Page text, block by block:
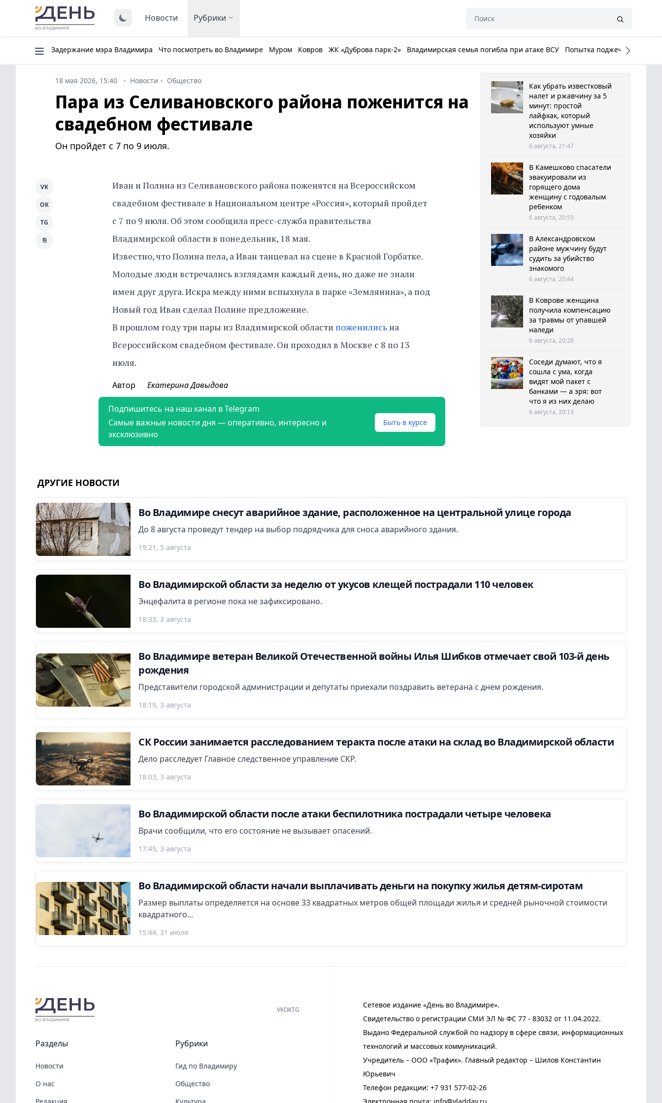
Новости Рубрики
Задержание мэра Владимира Что посмотреть во Владимире Муром Ковров ЖК «Дуброва парк-2» Владимирская семья погибла при атаке ВСУ Попытка поджечь Белый
18 мая 2026, 15:40 Новости Общество
Пара из Селивановского района поженится на
свадебном фестивале
Он пройдет с 7 по 9 июля.
Иван и Полина из Селивановского района поженятся на Всероссийском
свадебном фестивале в Национальном центре «Россия», который пройдет
с 7 по 9 июля. Об этом сообщила пресс-служба правительства
Владимирской области в понедельник, 18 мая.
Известно, что Полина пела, а Иван танцевал на сцене в Красной Горбатке.
Молодые люди встречались взглядами каждый день, но даже не знали
имен друг друга. Искра между ними вспыхнула в парке «Землянина», а под
Новый год Иван сделал Полине предложение.
В прошлом году три пары из Владимирской области поженились на
Всероссийском свадебном фестивале. Он проходил в Москве с 8 по 13
июля.
VK
OK
TG
⎘
Автор Екатерина Давыдова
Подпишитесь на наш канал в Telegram
Самые важные новости дня — оперативно, интересно и
эксклюзивно
Быть в курсе
Как убрать известковый
налет и ржавчину за 5
минут: простой
лайфхак, который
используют умные
хозяйки
6 августа, 21:47
В Камешково спасатели
эвакуировали из
горящего дома
женщину с годовалым
ребенком
6 августа, 20:55
В Александровском
районе мужчину будут
судить за убийство
знакомого
6 августа, 20:44
В Коврове женщина
получила компенсацию
за травмы от упавшей
наледи
6 августа, 20:28
Соседи думают, что я
сошла с ума, когда
видят мой пакет с
банками — а зря: вот
что я из них делаю
6 августа, 20:13
ДРУГИЕ НОВОСТИ
Во Владимире снесут аварийное здание, расположенное на центральной улице города
До 8 августа проведут тендер на выбор подрядчика для сноса аварийного здания.
19:21, 5 августа
Во Владимирской области за неделю от укусов клещей пострадали 110 человек
Энцефалита в регионе пока не зафиксировано.
18:33, 3 августа
Во Владимире ветеран Великой Отечественной войны Илья Шибков отмечает свой 103-й день
рождения
Представители городской администрации и депутаты приехали поздравить ветерана с днем рождения.
18:19, 3 августа
СК России занимается расследованием теракта после атаки на склад во Владимирской области
Дело расследует Главное следственное управление СКР.
18:03, 3 августа
Во Владимирской области после атаки беспилотника пострадали четыре человека
Врачи сообщили, что его состояние не вызывает опасений.
17:45, 3 августа
Во Владимирской области начали выплачивать деньги на покупку жилья детям-сиротам
Размер выплаты определяется на основе 33 квадратных метров общей площади жилья и средней рыночной стоимости
квадратного...
15:44, 31 июля
Сетевое издание «День во Владимире».
Свидетельство о регистрации СМИ ЭЛ № ФС 77 - 83032 от 11.04.2022.
Выдано Федеральной службой по надзору в сфере связи, информационных
технологий и массовых коммуникаций.
Учредитель – ООО «Трафик». Главный редактор – Шилов Константин
Юрьевич
Телефон редакции: +7 931 577-02-26
VKOKTG
Разделы
Новости
О нас
Рубрики
Гид по Владимиру
Общество